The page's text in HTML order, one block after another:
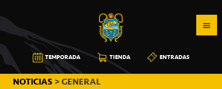
a
la
navegación
principal
al
contenido
principal
a
la
barra
lateral
principal
CB
CANARIAS
TEMPORADA TIENDA ENTRADAS
NOTICIAS > GENERAL